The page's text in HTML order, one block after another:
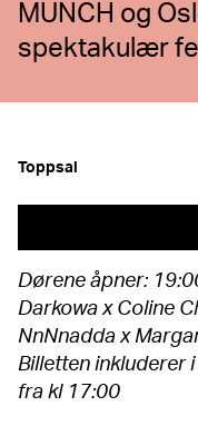
MUNCH og
spektakulær
Toppsal
Dørene åpner:
Darkowa x Coline
NnNnadda x
Billetten inkluderer
fra kl 17:00